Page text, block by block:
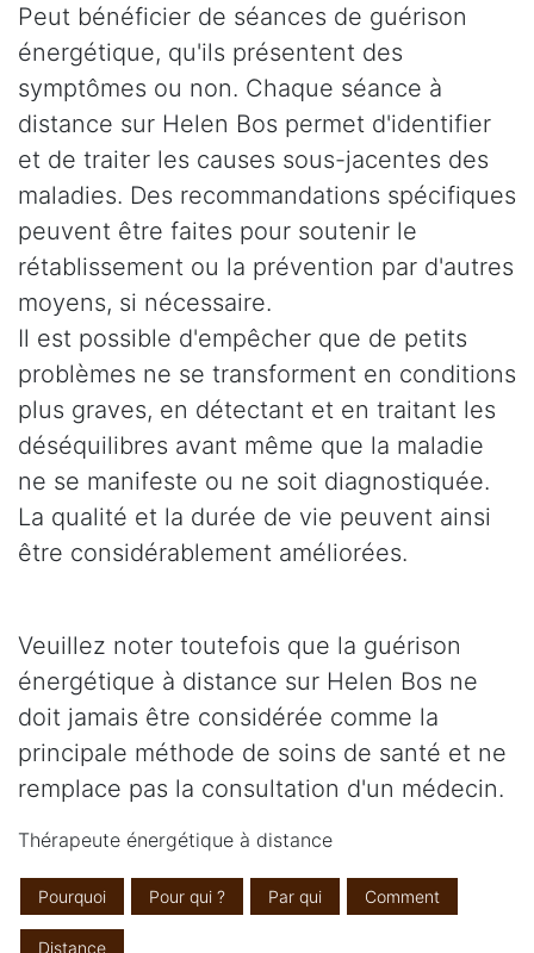
Peut bénéficier de séances de guérison
énergétique, qu'ils présentent des
symptômes ou non. Chaque séance à
distance sur Helen Bos permet d'identifier
et de traiter les causes sous-jacentes des
maladies. Des recommandations spécifiques
peuvent être faites pour soutenir le
rétablissement ou la prévention par d'autres
moyens, si nécessaire.
Il est possible d'empêcher que de petits
problèmes ne se transforment en conditions
plus graves, en détectant et en traitant les
déséquilibres avant même que la maladie
ne se manifeste ou ne soit diagnostiquée.
La qualité et la durée de vie peuvent ainsi
être considérablement améliorées.
Veuillez noter toutefois que la guérison
énergétique à distance sur Helen Bos ne
doit jamais être considérée comme la
principale méthode de soins de santé et ne
remplace pas la consultation d'un médecin.
Thérapeute énergétique à distance
Pourquoi Pour qui ? Par qui Comment
Distance